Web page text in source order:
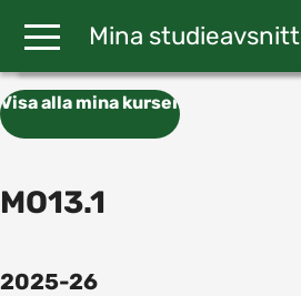
Mina studieavsnitt
Visa alla mina kurser
MO13.1
2025-26